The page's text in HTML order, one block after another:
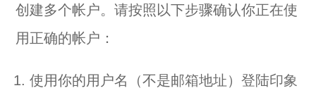
创建多个帐户。请按照以下步骤确认你正在使
用正确的帐户：
使用你的用户名（不是邮箱地址）登陆印象